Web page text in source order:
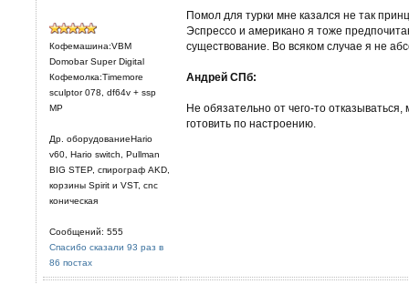
Кофемашина:VBM
Domobar Super Digital
Кофемолка:Timemore
sculptor 078, df64v + ssp
MP
Др. оборудованиеHario
v60, Hario switch, Pullman
BIG STEP, спирограф AKD,
корзины Spirit и VST, cnc
коническая
Сообщений: 555
Спасибо сказали 93 раз в
86 постах
Помол для турки мне казался не так
Эспрессо и американо я тоже
существование. Во всяком случае я не
Андрей СПб:
Не обязательно от чего-то
готовить по настроению.